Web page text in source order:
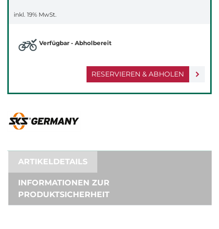
inkl. 19% MwSt.
RESERVIEREN & ABHOLEN
Verfügbar - Abholbereit
ARTIKELDETAILS
INFORMATIONEN ZUR
PRODUKTSICHERHEIT